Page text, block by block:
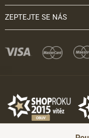
ZEPTEJTE SE NÁS